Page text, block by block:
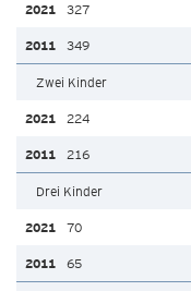
327
349
Zwei Kinder
224
216
Drei Kinder
70
65